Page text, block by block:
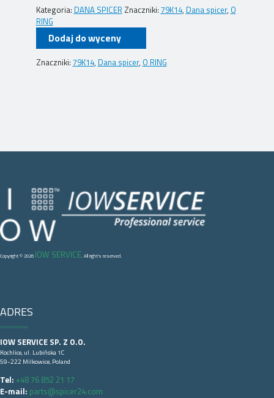
Kategoria: DANA SPICER Znaczniki: 79K14, Dana spicer, O
RING
Dodaj do wyceny
Znaczniki: 79K14, Dana spicer, O RING
Copyright © 2026 IOW SERVICE. All right's reserved.
ADRES
IOW SERVICE SP. Z O.O.
Kochlice, ul. Lubińska 1C
59-222 Milkowice, Poland
Tel: +48 76 852 21 17
E-mail: parts@spicer24.com